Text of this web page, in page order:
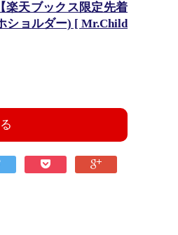
楽天ブックス限定先着
ショルダー) [ Mr.Child